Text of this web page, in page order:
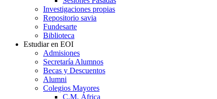
Investigaciones propias
Repositorio savia
Fundesarte
Biblioteca
Estudiar en EOI
Admisiones
Secretaría Alumnos
Becas y Descuentos
Alumni
Colegios Mayores
C.M. África